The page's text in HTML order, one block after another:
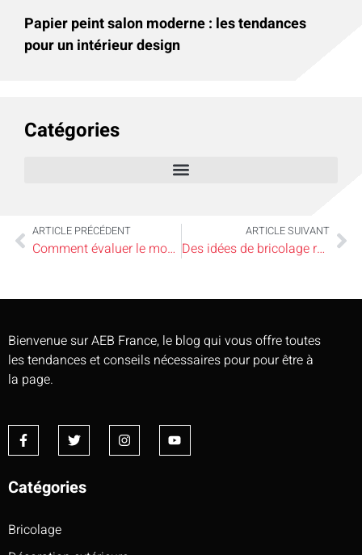
Papier peint salon moderne : les tendances
pour un intérieur design
Catégories
ARTICLE PRÉCÉDENT
Comment évaluer le montant nécessaire pour sa rénovation avec canmp ?
ARTICLE SUIVANT
Des idées de bricolage recyclé super astucieuses
Bienvenue sur AEB France, le blog qui vous offre toutes
les tendances et conseils nécessaires pour pour être à
la page.
Catégories
Bricolage